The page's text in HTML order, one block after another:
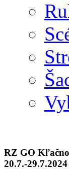
RZ GO Kľačno
20.7.-